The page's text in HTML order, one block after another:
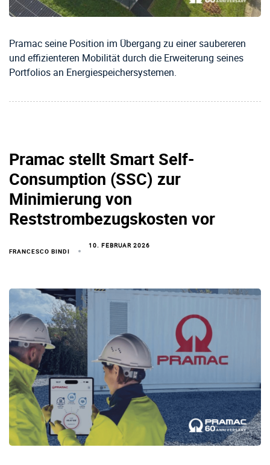
Pramac seine Position im Übergang zu einer saubereren
und effizienteren Mobilität durch die Erweiterung seines
Portfolios an Energiespeichersystemen.
Pramac stellt Smart Self-
Consumption (SSC) zur
Minimierung von
Reststrombezugskosten vor
FRANCESCO BINDI
10. FEBRUAR 2026